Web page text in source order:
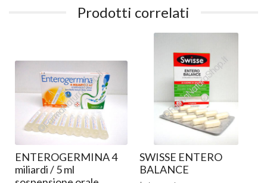
Prodotti correlati
ENTEROGERMINA 4
miliardi / 5 ml
SWISSE ENTERO
BALANCE